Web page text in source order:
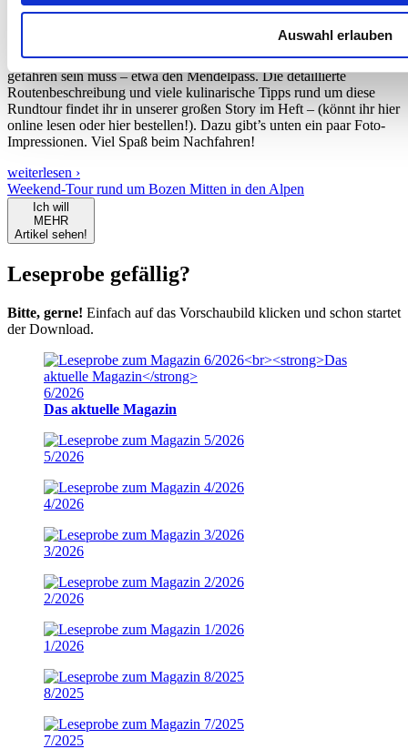
Auswahl erlauben
Motorradmagazin 3/23 zum Downloaden. Die Runde führt diesmal
durch Südtirol, und zwar in einer großen Runde um Bozen herum.
Dabei befahren wir viele kleine Straßen, echte Gehheimtipps – aber
natürlich auch ein paar bekannte Strecken, die man einmal im Leben
gefahren sein muss – etwa den Mendelpass. Die detaillierte
Routenbeschreibung und viele kulinarische Tipps rund um diese
Rundtour findet ihr in unserer großen Story im Heft – (könnt ihr hier
online lesen oder hier bestellen!). Dazu gibt’s unten ein paar Foto-
Impressionen. Viel Spaß beim Nachfahren!
weiterlesen ›
Weekend-Tour rund um Bozen Mitten in den Alpen
Ich will
MEHR
Artikel sehen!
Leseprobe gefällig?
Bitte, gerne! Einfach auf das Vorschaubild klicken und schon startet
der Download.
6/2026
Das aktuelle Magazin
5/2026
4/2026
3/2026
2/2026
1/2026
8/2025
7/2025